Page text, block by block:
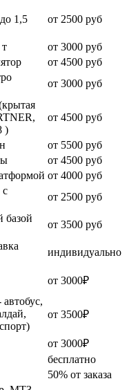
1,5
от 2500 руб
от 3000 руб
от 4500 руб
от 3000 руб
)
от 4500 руб
от 5500 руб
от 4500 руб
от 4000 руб
с
от 2500 руб
базой
от 3500 руб
индивидуально
от 3000₽
от 3500₽
от 3000₽
бесплатно
50% от заказа